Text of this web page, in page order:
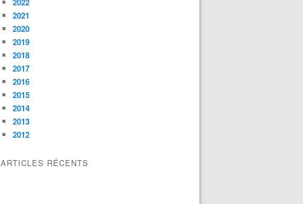
2021
2020
2019
2018
2017
2016
2015
2014
2013
2012
ARTICLES RÉCENTS